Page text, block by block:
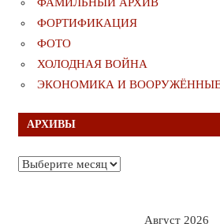
ФАМИЛЬНЫЙ АРХИВ
ФОРТИФИКАЦИЯ
ФОТО
ХОЛОДНАЯ ВОЙНА
ЭКОНОМИКА И
АРХИВЫ
Архивы
Август 2026